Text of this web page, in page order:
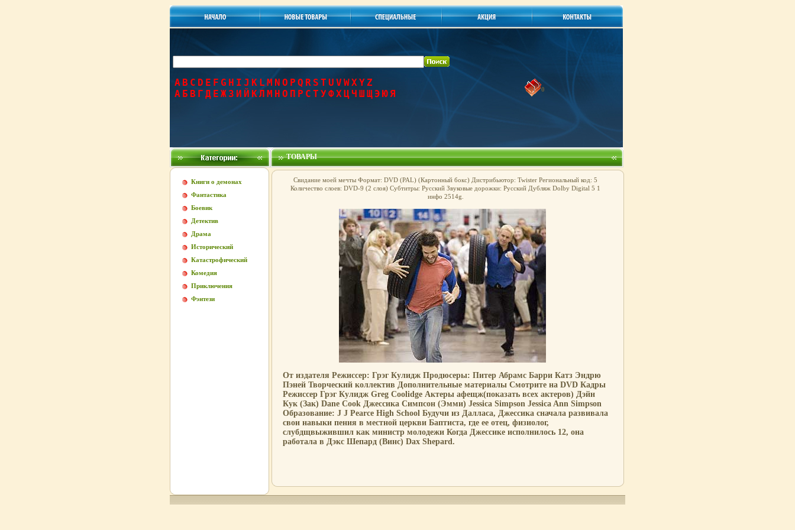
A B C D E F G H I J K L M N O P Q R S T U V WXYZ
А Б В Г Д Е Ж З И Й КЛ М Н О П Р С Т УФХЦЧ Ш Щ Э ЮЯ 0
Книги о демонах
Фантастика
Боевик
Детектив
Драма
Исторический
Катастрофический
Комедия
Приключения
Фэнтези
ТОВАРЫ
Свидание моей мечты Формат: DVD (PAL) (Картонный бокс) Дистрибьютор: Twister Региональный код: 5
Количество слоев: DVD-9 (2 слоя) Субтитры: Русский Звуковые дорожки: Русский Дубляж Dolby Digital 5 1
инфо 2514g.
От издателя Режиссер: Грэг Кулидж Продюсеры: Питер Абрамс Барри Катз Эндрю
Пэней Творческий коллектив Дополнительные материалы Смотрите на DVD Кадры
Режиссер Грэг Кулидж Greg Coolidge Актеры афещж(показать всех актеров) Дэйн
Кук (Зак) Dane Cook Джессика Симпсон (Эмми) Jessica Simpson Jessica Ann Simpson
Образование: J J Pearce High School Будучи из Далласа, Джессика сначала развивала
свои навыки пения в местной церкви Баптиста, где ее отец, физиолог,
слубдщвыжившил как министр молодежи Когда Джессике исполнилось 12, она
работала в Дэкс Шепард (Винс) Dax Shepard.